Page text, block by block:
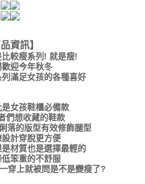
品資訊】
較瘦系列! 就是瘦!
歡迎今年秋冬
滿足女孩的各種喜好
女孩鞋櫃必備款
們想收藏的鞋款
落的版型有效修飾腿型
計穿脫更方便
材質也是選擇最輕的
笨重的不舒服
穿上就被問是不是變瘦了?